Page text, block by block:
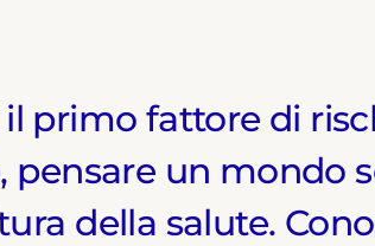
primo fattore di
un mondo
della salute.